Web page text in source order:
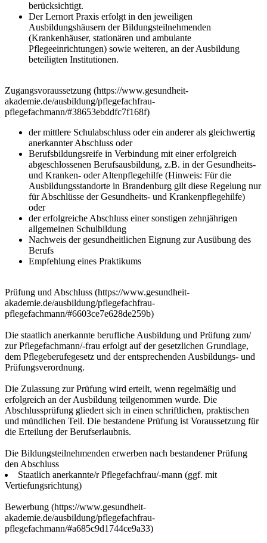
berücksichtigt.
Der Lernort Praxis erfolgt in den jeweiligen
Ausbildungshäusern der Bildungsteilnehmenden
(Krankenhäuser, stationären und ambulante
Pflegeeinrichtungen) sowie weiteren, an der Ausbildung
beteiligten Institutionen.
Zugangsvoraussetzung (https://www.gesundheit-
akademie.de/ausbildung/pflegefachfrau-
pflegefachmann/#38653ebddfc7f168f)
der mittlere Schulabschluss oder ein anderer als gleichwertig
anerkannter Abschluss oder
Berufsbildungsreife in Verbindung mit einer erfolgreich
abgeschlossenen Berufsausbildung, z.B. in der Gesundheits-
und Kranken- oder Altenpflegehilfe (Hinweis: Für die
Ausbildungsstandorte in Brandenburg gilt diese Regelung nur
für Abschlüsse der Gesundheits- und Krankenpflegehilfe)
oder
der erfolgreiche Abschluss einer sonstigen zehnjährigen
allgemeinen Schulbildung
Nachweis der gesundheitlichen Eignung zur Ausübung des
Berufs
Empfehlung eines Praktikums
Prüfung und Abschluss (https://www.gesundheit-
akademie.de/ausbildung/pflegefachfrau-
pflegefachmann/#6603ce7e628de259b)
Die staatlich anerkannte berufliche Ausbildung und Prüfung zum/
zur Pflegefachmann/-frau erfolgt auf der gesetzlichen Grundlage,
dem Pflegeberufegesetz und der entsprechenden Ausbildungs- und
Prüfungsverordnung.
Die Zulassung zur Prüfung wird erteilt, wenn regelmäßig und
erfolgreich an der Ausbildung teilgenommen wurde. Die
Abschlussprüfung gliedert sich in einen schriftlichen, praktischen
und mündlichen Teil. Die bestandene Prüfung ist Voraussetzung für
die Erteilung der Berufserlaubnis.
Die Bildungsteilnehmenden erwerben nach bestandener Prüfung
den Abschluss
Staatlich anerkannte/r Pflegefachfrau/-mann (ggf. mit
Vertiefungsrichtung)
Bewerbung (https://www.gesundheit-
akademie.de/ausbildung/pflegefachfrau-
pflegefachmann/#a685c9d1744ce9a33)